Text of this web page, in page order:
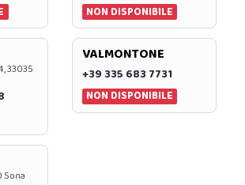
NON DISPONIBILE
33035
VALMONTONE
+39 335 683 7731
NON DISPONIBILE
Sona